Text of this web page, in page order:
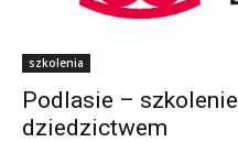
szkolenia
Podlasie –
dziedzictwem